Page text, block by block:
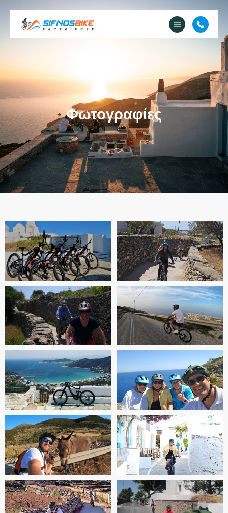
Φωτογραφίες
Ποιοί Είμαστε
Ενοικίαση e-Bike
e-Shop
Ποδήλατο & Διαμονή
Φωτογραφίες
Επικοινωνία